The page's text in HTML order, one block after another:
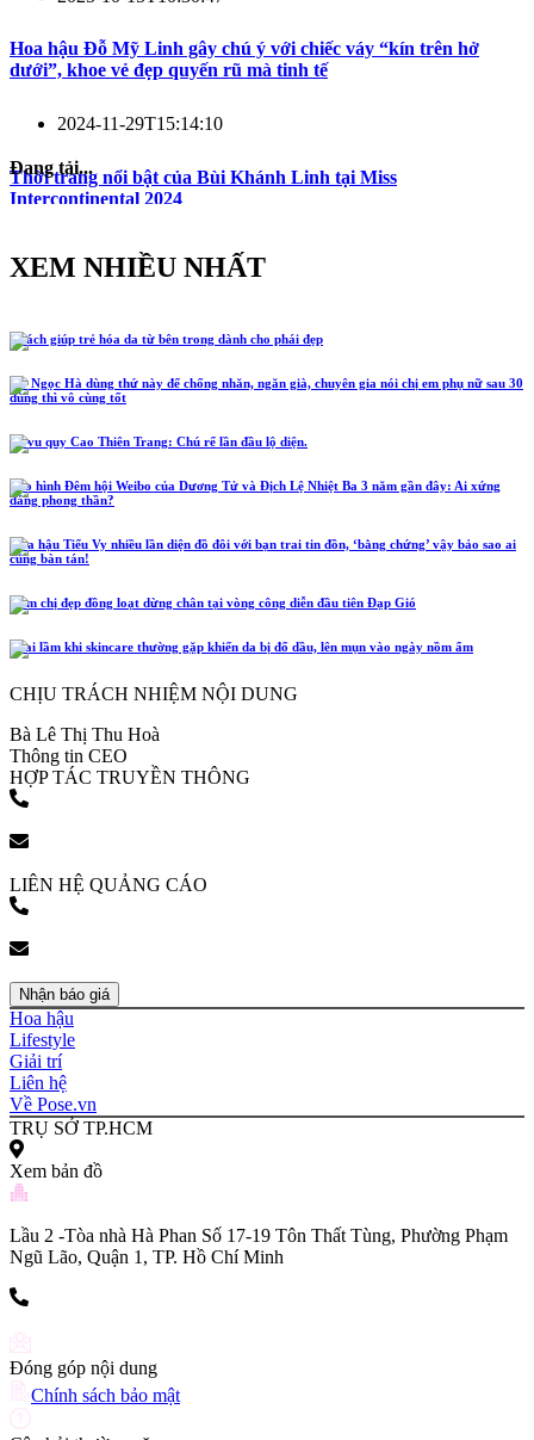
Hoa hậu Đỗ Mỹ Linh gây chú ý với chiếc váy “kín trên hở
dưới”, khoe vẻ đẹp quyến rũ mà tinh tế
2024-11-29T15:14:10
Thời trang nổi bật của Bùi Khánh Linh tại Miss
Intercontinental 2024
Đang tải...
XEM NHIỀU NHẤT
5 cách giúp trẻ hóa da từ bên trong dành cho phái đẹp
Hồ Ngọc Hà dùng thứ này để chống nhăn, ngăn già, chuyên gia nói chị em phụ nữ sau 30
dùng thì vô cùng tốt
Lễ vu quy Cao Thiên Trang: Chú rể lần đầu lộ diện.
Tạo hình Đêm hội Weibo của Dương Tử và Địch Lệ Nhiệt Ba 3 năm gần đây: Ai xứng
đáng phong thần?
Hoa hậu Tiểu Vy nhiều lần diện đồ đôi với bạn trai tin đồn, ‘bằng chứng’ vậy bảo sao ai
cũng bàn tán!
Năm chị đẹp đồng loạt dừng chân tại vòng công diễn đầu tiên Đạp Gió
4 sai lầm khi skincare thường gặp khiến da bị đổ dầu, lên mụn vào ngày nồm ẩm
CHỊU TRÁCH NHIỆM NỘI DUNG
Bà Lê Thị Thu Hoà
Thông tin CEO
HỢP TÁC TRUYỀN THÔNG
LIÊN HỆ QUẢNG CÁO
Nhận báo giá
Hoa hậu
Lifestyle
Giải trí
Liên hệ
Về Pose.vn
TRỤ SỞ TP.HCM
Xem bản đồ
Lầu 2 -Tòa nhà Hà Phan Số 17-19 Tôn Thất Tùng, Phường Phạm
Ngũ Lão, Quận 1, TP. Hồ Chí Minh
Đóng góp nội dung
Chính sách bảo mật